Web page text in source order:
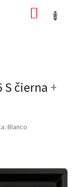
S čierna +
Blanco